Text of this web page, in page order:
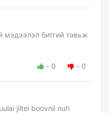
мэдээлэл битгий тавьж
- 0 - 0
jiltei boovnii nuh